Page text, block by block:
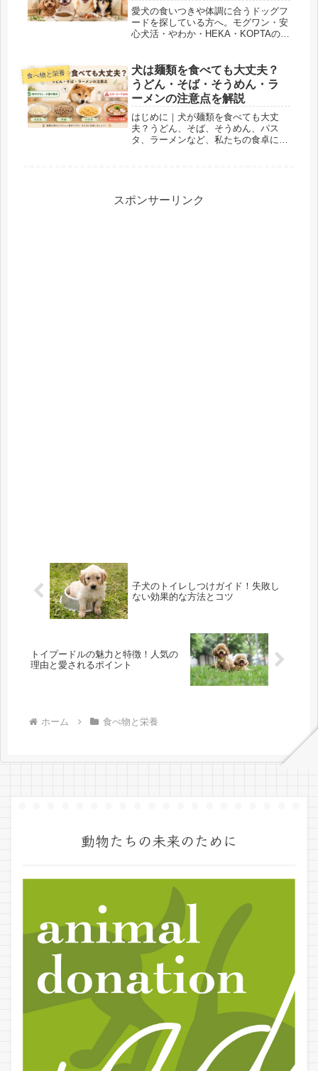
愛犬の食いつきや体調に合うドッグフ
ードを探している方へ。モグワン・安
心犬活・やわか・HEKA・KOPTAの特
向けなど悩み別におすすめを紹介しま
す。※本記事では商品PRが含まれ...
食べ物と栄養
犬は麺類を食べても大丈夫？
うどん・そば・そうめん・ラ
ーメンの注意点を解説
はじめに｜犬が麺類を食べても大丈
夫？うどん、そば、そうめん、パス
タ、ラーメンなど、私たちの食卓に登
なった...
スポンサーリンク
子犬のトイレしつけガイド！失敗し
ない効果的な方法とコツ
トイプードルの魅力と特徴！人気の
理由と愛されるポイント
ホーム 食べ物と栄養
動物たちの未来のために